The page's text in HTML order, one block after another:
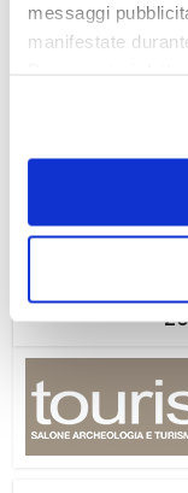
messaggi
manifestate
scelte privacy sui
dell’informativa
Chiudendo il
dei soli cookie
il tuo consenso
ogni momento